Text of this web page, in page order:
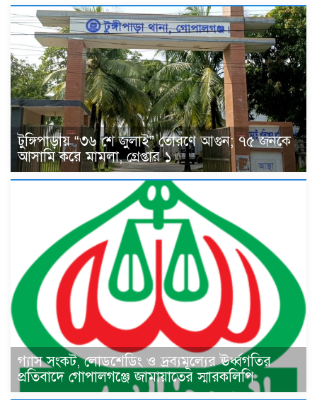
টুঙ্গিপাড়ায় “৩৬ শে জুলাই” তোরণে আগুন; ৭৫ জনকে
আসামি করে মামলা, গ্রেপ্তার ১
গ্যাস সংকট, লোডশেডিং ও দ্রব্যমূল্যের ঊর্ধ্বগতির
প্রতিবাদে গোপালগঞ্জে জামায়াতের স্মারকলিপি